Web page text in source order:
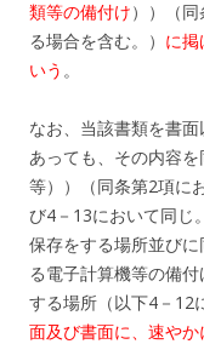
類等の備付け））（
る場合を含む。） に
いう 。
なお、当該書類を書
あっても、その内容
等））（同条第2項に
び4－13において同じ
保存をする場所並び
る電子計算機等の備
する場所（以下4－12
面及び書面に、速や